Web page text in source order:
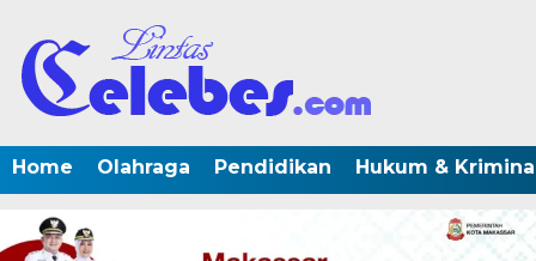
Home Olahraga Pendidikan Hukum &